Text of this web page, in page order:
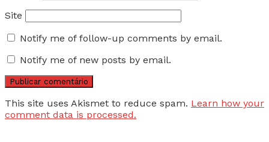
Site
Notify me of follow-up comments by email.
Notify me of new posts by email.
This site uses Akismet to reduce spam. Learn how your
comment data is processed.